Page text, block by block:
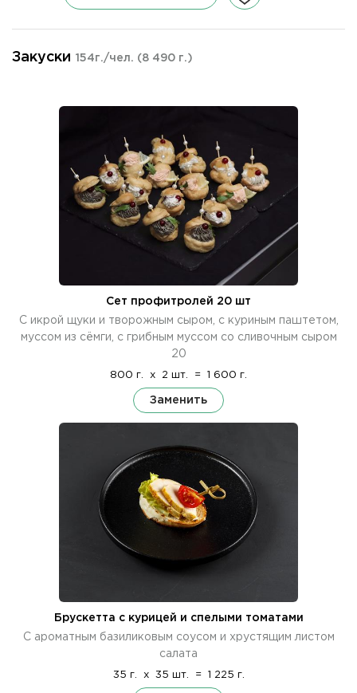
Закуски 154г./чел. (8 490 г.)
Сет профитролей 20 шт
С икрой щуки и творожным сыром, с куриным паштетом,
муссом из сёмги, с грибным муссом со сливочным сыром
20
800 г. x 2 шт. = 1 600 г.
Заменить
Брускетта с курицей и спелыми томатами
С ароматным базиликовым соусом и хрустящим листом
салата
35 г. x 35 шт. = 1 225 г.